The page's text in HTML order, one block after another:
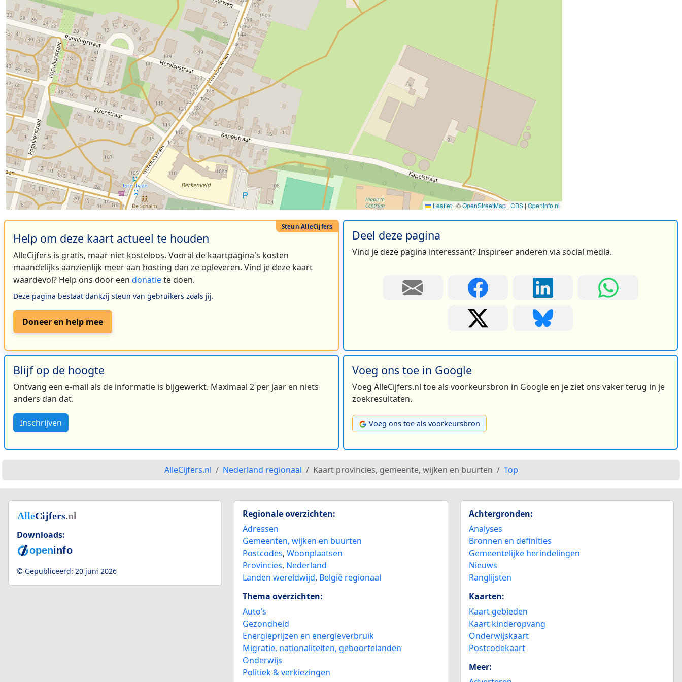
Leaflet | ©OpenStreetMap |CBS | OpenInfo.nl
Help om deze kaart actueel te houden
AlleCijfers is gratis, maar niet kosteloos. Vooral de kaartpagina's kosten
maandelijks aanzienlijk meer aan hosting dan ze opleveren. Vind je deze kaart
waardevol? Help ons door een donatiete doen.
Deze pagina bestaat dankzij steun van gebruikers zoals jij.
Doneer en help mee
Deel deze pagina
Vind je deze pagina interessant? Inspireer anderen via social media.
Blijf op de hoogte
Ontvang een e-mail als de informatie is bijgewerkt. Maximaal 2 per jaar en niets
anders dan dat.
Inschrijven
Voeg ons toe in Google
Voeg AlleCijfers.nl toe als voorkeursbron in Google en je ziet ons vaker terug in je
zoekresultaten.
Voeg ons toe als voorkeursbron
AlleCijfers.nl Nederland regionaal Kaart provincies, gemeente, wijken en buurten Top
Downloads:
© Gepubliceerd: 20 juni 2026
Regionale overzichten:
Adressen
Gemeenten, wijken en buurten
Postcodes,Woonplaatsen
Provincies, Nederland
Landen wereldwijd, België regionaal
Thema overzichten:
Auto’s
Gezondheid
Energieprijzen en energieverbruik
Migratie, nationaliteiten, geboortelanden
Onderwijs
Politiek & verkiezingen
Achtergronden:
Analyses
Bronnen en definities
Gemeentelijke herindelingen
Nieuws
Ranglijsten
Kaarten:
Kaart gebieden
Kaart kinderopvang
Onderwijskaart
Postcodekaart
Meer: